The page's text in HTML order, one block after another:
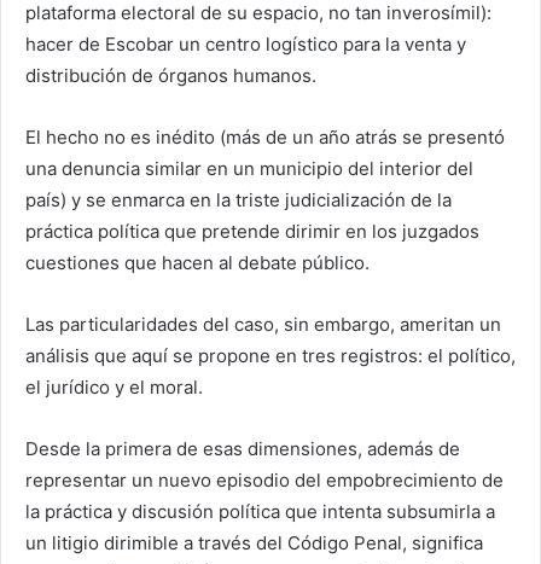
plataforma electoral de su espacio, no tan inverosímil):
hacer de Escobar un centro logístico para la venta y
distribución de órganos humanos.
El hecho no es inédito (más de un año atrás se presentó
una denuncia similar en un municipio del interior del
país) y se enmarca en la triste judicialización de la
práctica política que pretende dirimir en los juzgados
cuestiones que hacen al debate público.
Las particularidades del caso, sin embargo, ameritan un
análisis que aquí se propone en tres registros: el político,
el jurídico y el moral.
Desde la primera de esas dimensiones, además de
representar un nuevo episodio del empobrecimiento de
la práctica y discusión política que intenta subsumirla a
un litigio dirimible a través del Código Penal, significa